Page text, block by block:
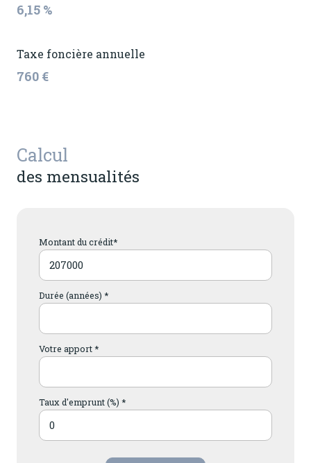
6,15 %
Taxe foncière annuelle
760 €
Calcul
des mensualités
Montant du crédit*
Durée (années) *
Votre apport *
Taux d'emprunt (%) *